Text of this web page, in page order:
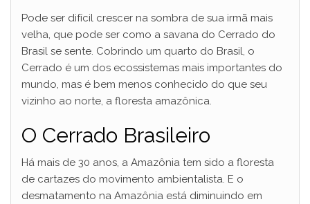
Pode ser difícil crescer na sombra de sua irmã mais
velha, que pode ser como a savana do Cerrado do
Brasil se sente. Cobrindo um quarto do Brasil, o
Cerrado é um dos ecossistemas mais importantes do
mundo, mas é bem menos conhecido do que seu
vizinho ao norte, a floresta amazônica.
O Cerrado Brasileiro
Há mais de 30 anos, a Amazônia tem sido a floresta
de cartazes do movimento ambientalista. E o
desmatamento na Amazônia está diminuindo em